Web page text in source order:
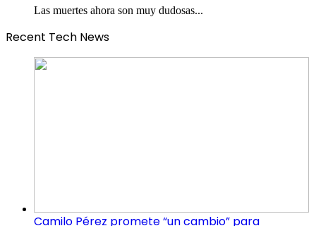
Las muertes ahora son muy dudosas...
Recent Tech News
Camilo Pérez promete “un cambio” para